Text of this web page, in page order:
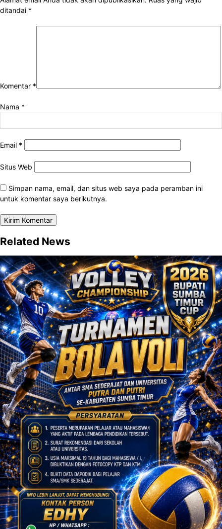
ditandai *
Komentar *
Nama *
Email *
Situs Web
Simpan nama, email, dan situs web saya pada peramban ini
untuk komentar saya berikutnya.
Related News